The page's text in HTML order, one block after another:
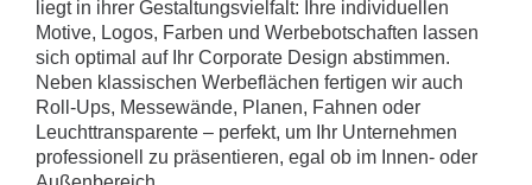
liegt in ihrer Gestaltungsvielfalt: Ihre individuellen
Motive, Logos, Farben und Werbebotschaften lassen
sich optimal auf Ihr Corporate Design abstimmen.
Neben klassischen Werbeflächen fertigen wir auch
Roll-Ups, Messewände, Planen, Fahnen oder
Leuchttransparente – perfekt, um Ihr Unternehmen
professionell zu präsentieren, egal ob im Innen- oder